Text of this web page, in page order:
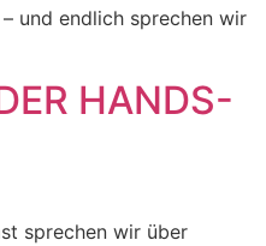
und endlich sprechen wir
HANDS-
sprechen wir über